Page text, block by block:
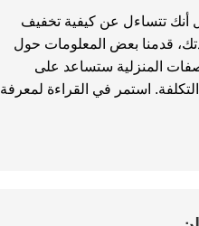
أنك تتساءل عن كيفية تخفيف
قدمنا بعض المعلومات حول
المنزلية ستساعد على
استمر في القراءة لمعرفة